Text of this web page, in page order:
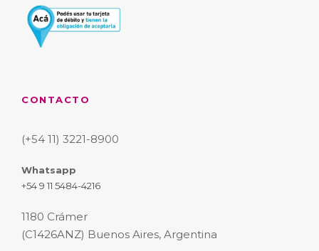
CONTACTO
(+54 11) 3221-8900
Whatsapp
+54 9 11 5484-4216
1180 Crámer
(C1426ANZ) Buenos Aires, Argentina